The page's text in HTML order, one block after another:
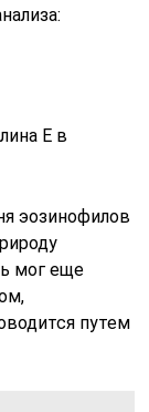
Е в
эозинофилов
мог еще
путем